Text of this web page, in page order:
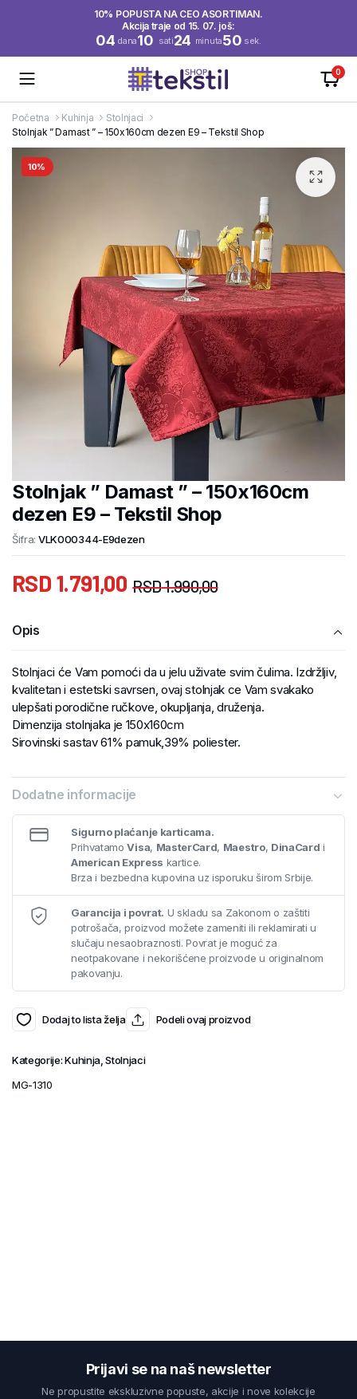
10% POPUSTA NA CEO ASORTIMAN.
Akcija traje od 15. 07. još:
04 dana10 sati24 minuta50 sek.
0
Početna Kuhinja
Stolnjaci
Stolnjak ” Damast ” – 150x160cm dezen E9 – Tekstil Shop
10%
Stolnjak ” Damast ” – 150x160cm
dezen E9 – Tekstil Shop
Šifra: VLK000344-E9dezen
RSD1.990,00
RSD 1.791,00
Opis
Stolnjaci će Vam pomoći da u jelu uživate svim čulima. Izdržljiv,
kvalitetan i estetski savrsen, ovaj stolnjak ce Vam svakako
ulepšati porodične ručkove, okupljanja, druženja.
Dimenzija stolnjaka je 150x160cm
Sirovinski sastav 61% pamuk,39% poliester.
Dodatne informacije
Sigurno plaćanje karticama.
PrihvatamoVisa, MasterCard, Maestro, DinaCard i
American Express kartice.
Brza i bezbedna kupovina uz isporuku širom Srbije.
Garancija i povrat. U skladu sa Zakonom o zaštiti
potrošača, proizvod možete zameniti ili reklamirati u
slučaju nesaobraznosti. Povrat je moguć za
neotpakovane i nekorišćene proizvode u originalnom
pakovanju.
Dodaj to lista želja Podeli ovaj proizvod
Kategorije:Kuhinja,Stolnjaci
MG-1310
Prijavi se na naš newsletter
Ne propustite ekskluzivne popuste, akcije i nove kolekcije